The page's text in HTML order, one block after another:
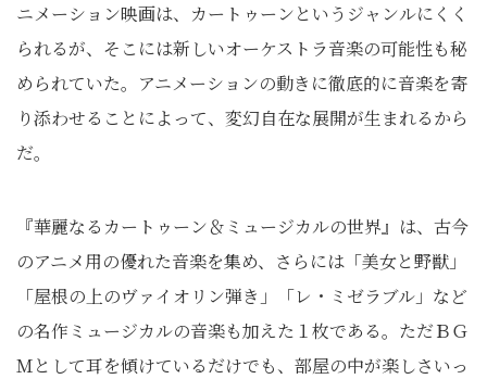
ニメーション映画は、カートゥーンというジャンルにくく
られるが、そこには新しいオーケストラ音楽の可能性も秘
められていた。アニメーションの動きに徹底的に音楽を寄
り添わせることによって、変幻自在な展開が生まれるから
だ。
『華麗なるカートゥーン＆ミュージカルの世界』は、古今
のアニメ用の優れた音楽を集め、さらには「美女と野獣」
「屋根の上のヴァイオリン弾き」「レ・ミゼラブル」など
の名作ミュージカルの音楽も加えた１枚である。ただＢＧ
Ｍとして耳を傾けているだけでも、部屋の中が楽しさいっ